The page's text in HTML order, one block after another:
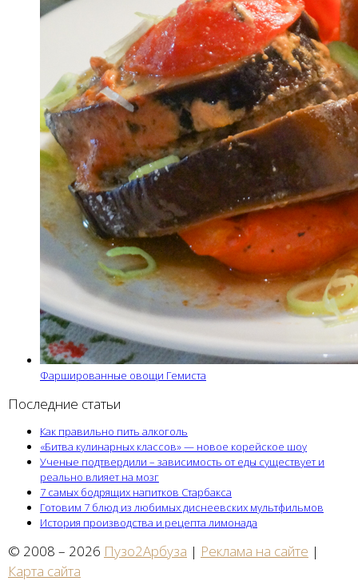
Фаршированные овощи Гемиста
Последние статьи
Как правильно пить алкоголь
«Битва кулинарных классов» — новое корейское шоу
Ученые подтвердили – зависимость от еды существует и
реально влияет на мозг
7 самых бодрящих напитков Старбакса
Готовим 7 блюд из любимых диснеевских мультфильмов
История производства и рецепта лимонада
© 2008 – 2026 Пузо2Арбуза | Реклама на сайте |
Карта сайта